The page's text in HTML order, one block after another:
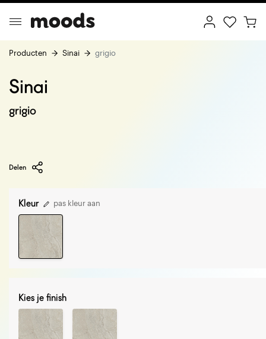
Producten Sinai grigio
Sinai
grigio
Delen
Kleur pas kleur aan
Kies je finish